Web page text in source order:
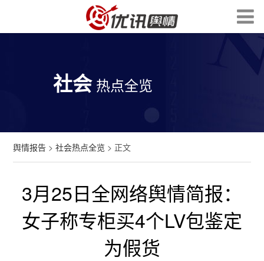
社会 热点全览
舆情报告 >社会热点全览 > 正文
3月25日全网络舆情简报：
女子称专柜买4个LV包鉴定
为假货